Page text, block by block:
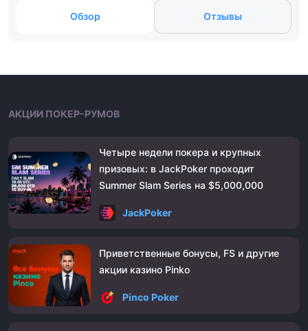
Обзор Отзывы
АКЦИИ ПОКЕР-РУМОВ
Четыре недели покера и крупных
призовых: в JackPoker проходит
Summer Slam Series на $5,000,000
JackPoker
Приветственные бонусы, FS и другие
акции казино Pinko
Pinco Poker